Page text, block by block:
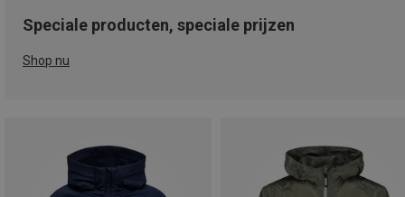
Speciale producten, speciale prijzen
Shop nu